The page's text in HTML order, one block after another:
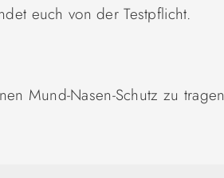
euch von der Testpflicht.
Mund-Nasen-Schutz zu tragen